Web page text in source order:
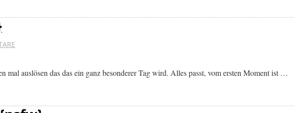
auslösen das das ein ganz besonderer Tag wird. Alles passt, vom ersten Moment ist …